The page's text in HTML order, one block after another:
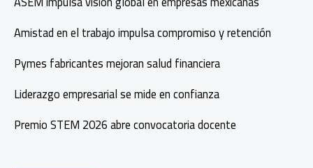
¡vive!
Amistad en el trabajo impulsa compromiso y retención
Pymes fabricantes mejoran salud financiera
Liderazgo empresarial se mide en confianza
Premio STEM 2026 abre convocatoria docente